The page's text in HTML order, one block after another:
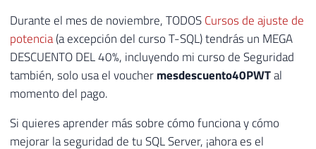
Durante el mes de noviembre, TODOSCursos de ajuste de
potencia(a excepción del curso T-SQL) tendrás un MEGA
DESCUENTO DEL 40%, incluyendo mi curso de Seguridad
también, solo usa el vouchermesdescuento40PWTal
momento del pago.
Si quieres aprender más sobre cómo funciona y cómo
mejorar la seguridad de tu SQL Server, ¡ahora es el